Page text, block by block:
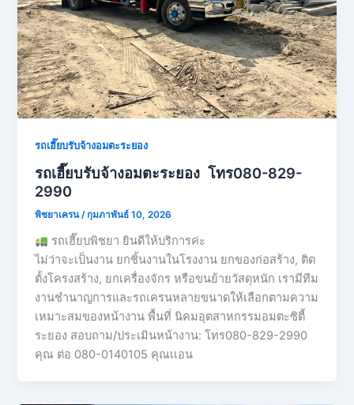
รถเฮี๊ยบรับจ้างอมตะระยอง
รถเฮี๊ยบรับจ้างอมตะระยอง โทร080-829-
2990
พิชยาเครน/กุมภาพันธ์ 10, 2026
รถเฮี๊ยบพิชยา ยินดีให้บริการค่ะ
ไม่ว่าจะเป็นงาน ยกชิ้นงานในโรงงาน ยกของก่อสร้าง, ติด
ตั้งโครงสร้าง, ยกเครื่องจักร หรือขนย้ายวัสดุหนัก เรามีทีม
งานชำนาญการและรถเครนหลายขนาดให้เลือกตามความ
เหมาะสมของหน้างาน พื้นที่ นิคมอุตสาหกรรมอมตะซิตี้
ระยอง สอบถาม/ประเมินหน้างาน: โทร080-829-2990
คุณ ต่อ 080-0140105 คุณเเอน